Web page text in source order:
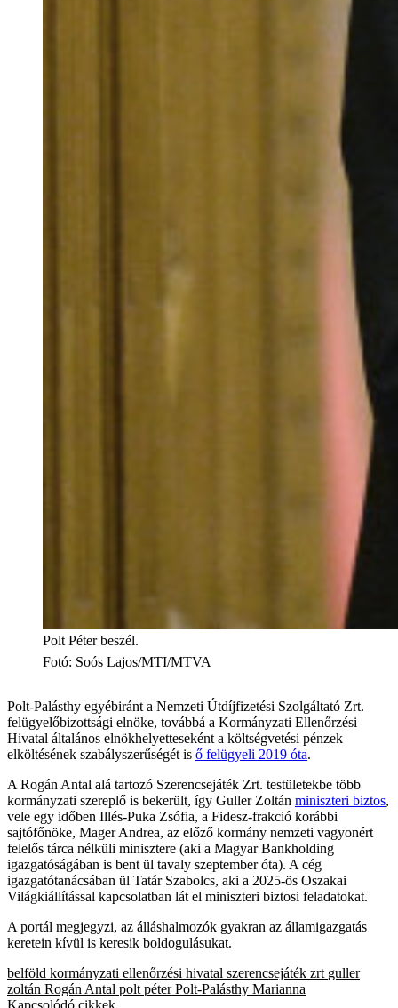
Polt Péter beszél.
Fotó: Soós Lajos/MTI/MTVA
Polt-Palásthy egyébiránt a Nemzeti Útdíjfizetési Szolgáltató Zrt.
felügyelőbizottsági elnöke, továbbá a Kormányzati Ellenőrzési
Hivatal általános elnökhelyetteseként a költségvetési pénzek
elköltésének szabályszerűségét is ő felügyeli 2019 óta.
A Rogán Antal alá tartozó Szerencsejáték Zrt. testületekbe több
kormányzati szereplő is bekerült, így Guller Zoltán miniszteri biztos,
vele egy időben Illés-Puka Zsófia, a Fidesz-frakció korábbi
sajtófőnöke, Mager Andrea, az előző kormány nemzeti vagyonért
felelős tárca nélküli minisztere (aki a Magyar Bankholding
igazgatóságában is bent ül tavaly szeptember óta). A cég
igazgatótanácsában ül Tatár Szabolcs, aki a 2025-ös Oszakai
Világkiállítással kapcsolatban lát el miniszteri biztosi feladatokat.
A portál megjegyzi, az álláshalmozók gyakran az államigazgatás
keretein kívül is keresik boldogulásukat.
belföld kormányzati ellenőrzési hivatal szerencsejáték zrt guller
zoltán Rogán Antal polt péter Polt-Palásthy Marianna
Kapcsolódó cikkek